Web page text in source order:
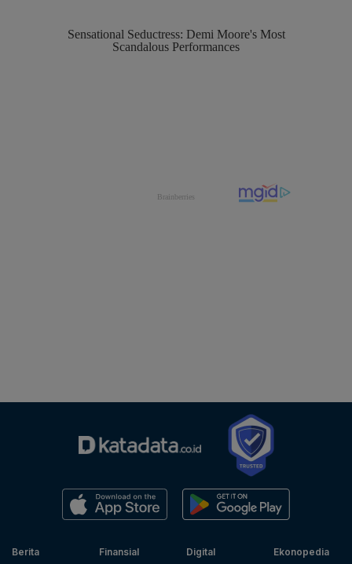
Berita
Finansial
Digital
Ekonopedia